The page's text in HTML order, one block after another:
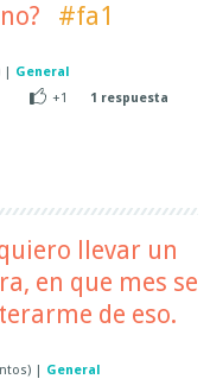
#fa1
| General
+1
1 respuesta
llevar un
en que mes se
de eso.
| General